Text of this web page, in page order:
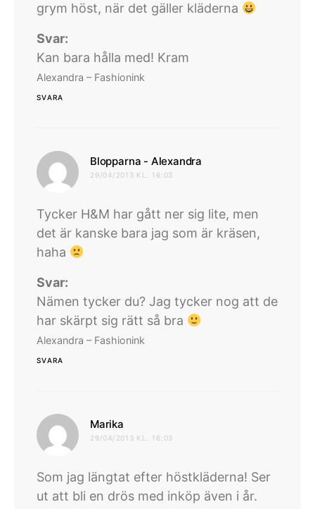
grym höst, när det gäller kläderna
Svar:
Kan bara hålla med! Kram
Alexandra – Fashionink
SVARA
Blopparna - Alexandra
29/04/2013 KL. 16:03
Tycker H&M har gått ner sig lite, men
det är kanske bara jag som är kräsen,
haha
Svar:
Nämen tycker du? Jag tycker nog att de
har skärpt sig rätt så bra
Alexandra – Fashionink
SVARA
Marika
29/04/2013 KL. 16:03
Som jag längtat efter höstkläderna! Ser
ut att bli en drös med inköp även i år.